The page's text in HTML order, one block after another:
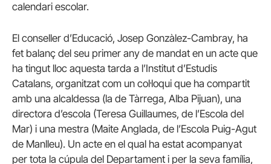
calendari escolar.
El conseller d’Educació, Josep Gonzàlez-Cambray, ha
fet balanç del seu primer any de mandat en un acte que
ha tingut lloc aquesta tarda a l’Institut d’Estudis
Catalans, organitzat com un col·loqui que ha compartit
amb una alcaldessa (la de Tàrrega, Alba Pijuan), una
directora d’escola (Teresa Guillaumes, de l’Escola del
Mar) i una mestra (Maite Anglada, de l’Escola Puig-Agut
de Manlleu). Un acte en el qual ha estat acompanyat
per tota la cúpula del Departament i per la seva família,